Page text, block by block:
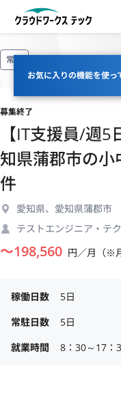
お気に入りの機能を使っ
常駐
募集終了
【IT支援員/週
知県蒲郡市の小
件
愛知県、愛知県蒲郡市
テストエンジニア・テ
〜198,560 円／月（※
稼働日数
5日
常駐日数
5日
就業時間
8：30～17：